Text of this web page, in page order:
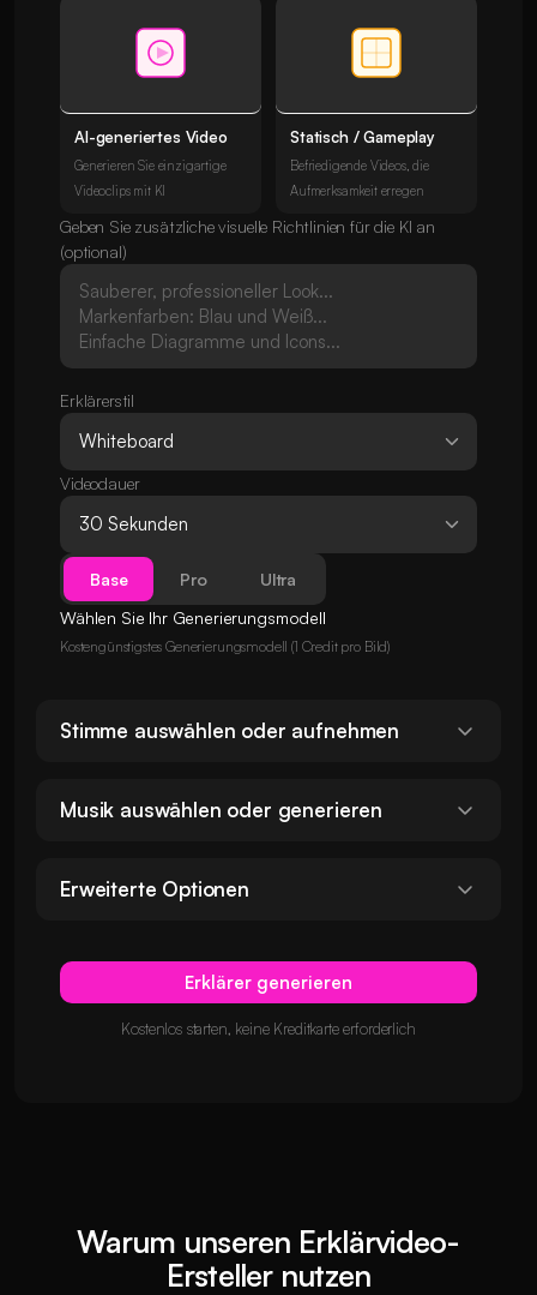
AI-generiertes Video
Generieren Sie einzigartige
Videoclips mit KI
Statisch / Gameplay
Befriedigende Videos, die
Aufmerksamkeit erregen
Geben Sie zusätzliche visuelle Richtlinien für die KI an
(optional)
Erklärerstil
Videodauer
Base Pro
Ultra
Wählen Sie Ihr Generierungsmodell
Kostengünstigstes Generierungsmodell (1 Credit pro Bild)
Stimme auswählen oder aufnehmen
Musik auswählen oder generieren
Erweiterte Optionen
Erklärer generieren
Kostenlos starten, keine Kreditkarte erforderlich
Warum unseren Erklärvideo-
Ersteller nutzen